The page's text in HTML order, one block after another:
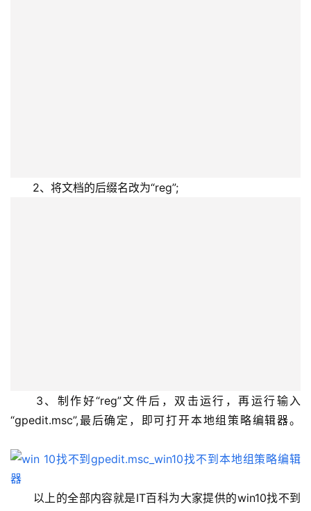
2、将文档的后缀名改为“reg”;
3、制作好“reg”文件后，双击运行，再运行输入
“gpedit.msc”,最后确定，即可打开本地组策略编辑器。
以上的全部内容就是IT百科为大家提供的win10找不到